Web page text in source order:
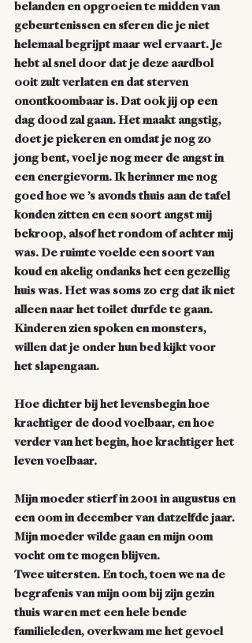
belanden en opgroeien te midden van
gebeurtenissen en sferen die je niet
helemaal begrijpt maar wel ervaart. Je
hebt al snel door dat je deze aardbol
ooit zult verlaten en dat sterven
onontkoombaar is. Dat ook jij op een
dag dood zal gaan. Het maakt angstig,
doet je piekeren en omdat je nog zo
jong bent, voel je nog meer de angst in
een energievorm. Ik herinner me nog
goed hoe we ’s avonds thuis aan de tafel
konden zitten en een soort angst mij
bekroop, alsof het rondom of achter mij
was. De ruimte voelde een soort van
koud en akelig ondanks het een gezellig
huis was. Het was soms zo erg dat ik niet
alleen naar het toilet durfde te gaan.
Kinderen zien spoken en monsters,
willen dat je onder hun bed kijkt voor
het slapengaan.
Hoe dichter bij het levensbegin hoe
krachtiger de dood voelbaar, en hoe
verder van het begin, hoe krachtiger het
leven voelbaar.
Mijn moeder stierf in 2001 in augustus en
een oom in december van datzelfde jaar.
Mijn moeder wilde gaan en mijn oom
vocht om te mogen blijven.
Twee uitersten. En toch, toen we na de
begrafenis van mijn oom bij zijn gezin
thuis waren met een hele bende
familieleden, overkwam me het gevoel